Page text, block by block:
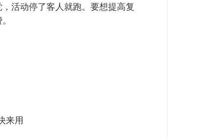
活动停了客人就跑。要想提高复
来用